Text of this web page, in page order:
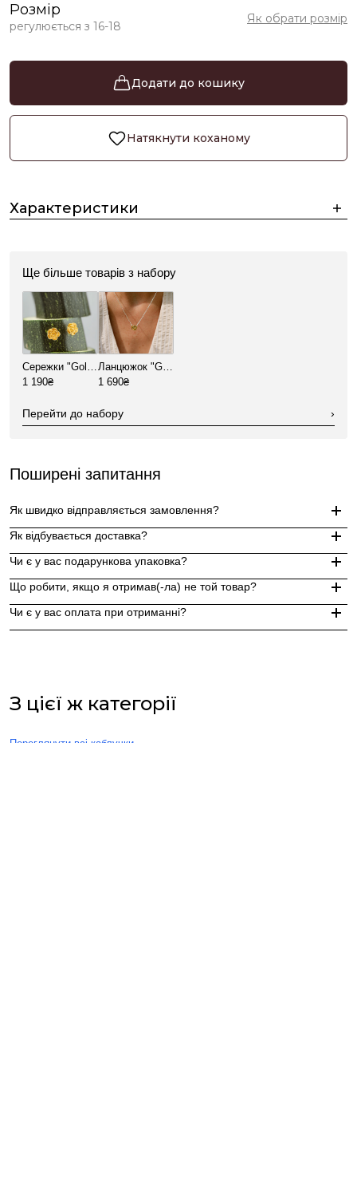
Розмір
регулюється з 16-18
Як обрати розмір
Додати до кошику
Натякнути коханому
Характеристики
Ще більше товарів з набору
Сережки "Golden Rose"
1 190₴
Ланцюжок "Golden Rose"
1 690₴
Перейти до набору ›
Поширені запитання
Як швидко відправляється замовлення?
Замовлення, оформлені до 15:00, відправляються в той же
Індивідуальні замовлення (гравіювання, вироби з перлин
Як відбувається доставка?
Доставка по Україні - Безкоштовно від 3000 грн.
За додаткову по Європі та світу , служба доставки "Укр
Чи є у вас подарункова упаковка?
Так, ми надаємо стильну фірмову упаковку до кожного
Що робити, якщо я отримав(-ла) не той товар?
Чи є у вас оплата при отриманні?
З цієї ж категорії
Переглянути всі каблучки